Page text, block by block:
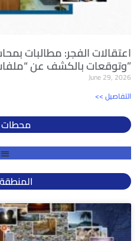
اعتقالات الفجر: مطالبات
وتوقعات بالكشف عن “ملفات خطيرة”
June 29, 2026
<< التفاصيل
محطات